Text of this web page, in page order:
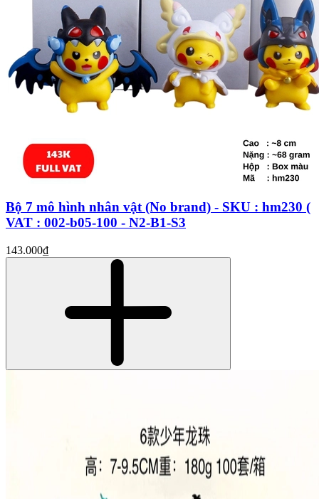
Bộ 7 mô hình nhân vật (No brand) - SKU : hm230 (
VAT : 002-b05-100 - N2-B1-S3
143.000₫